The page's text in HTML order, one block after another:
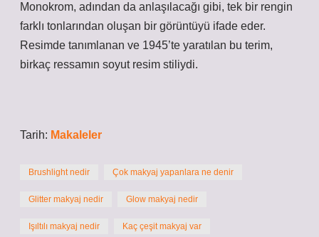
Monokrom, adından da anlaşılacağı gibi, tek bir rengin
farklı tonlarından oluşan bir görüntüyü ifade eder.
Resimde tanımlanan ve 1945’te yaratılan bu terim,
birkaç ressamın soyut resim stiliydi.
Tarih: Makaleler
Brushlight nedir Çok makyaj yapanlara ne denir
Glitter makyaj nedir Glow makyaj nedir
Işıltılı makyaj nedir Kaç çeşit makyaj var